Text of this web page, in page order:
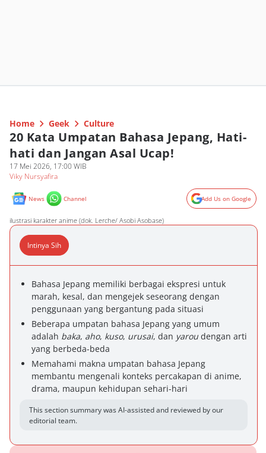
Home Geek Culture
20 Kata Umpatan Bahasa Jepang, Hati-
hati dan Jangan Asal Ucap!
17 Mei 2026, 17:00 WIB
Viky Nursyafira
News Channel Add Us on Google
ilustrasi karakter anime (dok. Lerche/ Asobi Asobase)
Intinya Sih
Bahasa Jepang memiliki berbagai ekspresi untuk
marah, kesal, dan mengejek seseorang dengan
penggunaan yang bergantung pada situasi
Beberapa umpatan bahasa Jepang yang umum
adalah baka, aho, kuso, urusai, dan yarou dengan arti
yang berbeda-beda
Memahami makna umpatan bahasa Jepang
membantu mengenali konteks percakapan di anime,
drama, maupun kehidupan sehari-hari
This section summary was AI-assisted and reviewed by our
editorial team.